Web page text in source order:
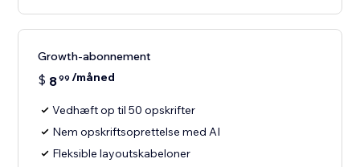
Growth-abonnement
$ 899 /måned
Vedhæft op til 50 opskrifter
Nem opskriftsoprettelse med AI
Fleksible layoutskabeloner